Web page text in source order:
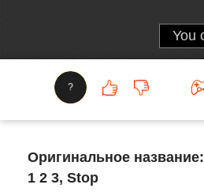
?
Оригинальное название:
1 2 3, Stop